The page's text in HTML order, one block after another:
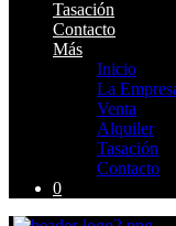
Tasación
Contacto
Más
Inicio
La
Venta
Alquiler
Tasación
Contacto
0